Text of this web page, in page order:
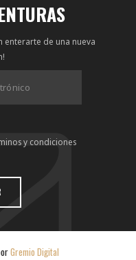
enterarte de una nueva
y condiciones
Gremio Digital